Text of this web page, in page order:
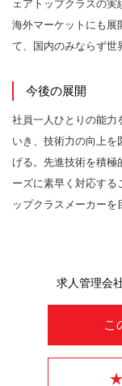
ェアトップクラスの
海外マーケットにも展
て、国内のみならず世
今後の展開
社員一人ひとりの能力
いき、技術力の向上を
げる。先進技術を積極
ーズに素早く対応する
ップクラスメーカーを
こ
求人管理会